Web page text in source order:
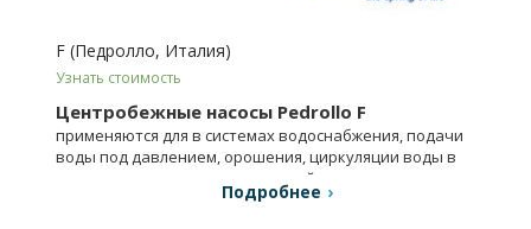
F (Педролло, Италия)
Узнать стоимость
Центробежные насосы Pedrollo F
применяются для в системах водоснабжения, подачи
воды под давлением, орошения, циркуляции воды в
промышленности, сельском хозяйстве.
Подробнее